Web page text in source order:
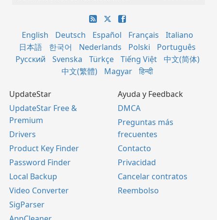
English Deutsch Español Français
Italiano
日本語
한국어 Nederlands Polski
Português
Русский
Svenska Türkçe Tiếng Việt
中文(简体)
中文(繁體)
Magyar हिन्दी
UpdateStar
UpdateStar Free &
Premium
Drivers
Product Key Finder
Password Finder
Local Backup
Video Converter
SigParser
Ayuda y Feedback
DMCA
Preguntas más
frecuentes
Contacto
Privacidad
Cancelar contratos
Reembolso